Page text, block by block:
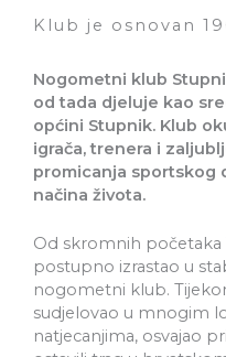
Klub je osnovan
Nogometni klub
od tada djeluje kao
općini Stupnik. Klub
igrača, trenera i
promicanja sportskog
načina života.
Od skromnih početaka
postupno izrastao u
nogometni klub.
sudjelovao u mnogim
natjecanjima, osvajao